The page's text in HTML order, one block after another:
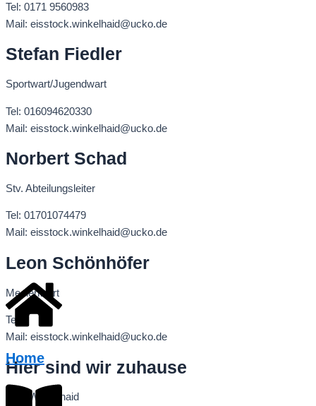
Tel: 0171 9560983
Mail: eisstock.winkelhaid@ucko.de
Stefan Fiedler
Sportwart/Jugendwart
Tel: 016094620330
Mail: eisstock.winkelhaid@ucko.de
Norbert Schad
Stv. Abteilungsleiter
Tel: 01701074479
Mail: eisstock.winkelhaid@ucko.de
Leon Schönhöfer
Medienwart
Tel:
Mail: eisstock.winkelhaid@ucko.de
Hier sind wir zuhause
TSV Winkelhaid
Home